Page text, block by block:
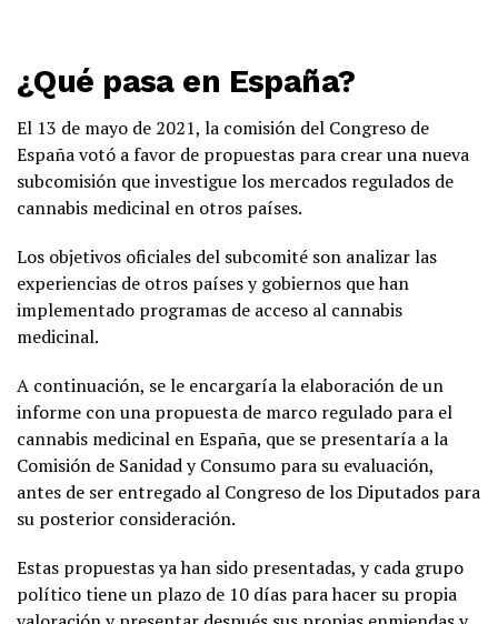
¿Qué pasa en España?
El 13 de mayo de 2021, la comisión del Congreso de
España votó a favor de propuestas para crear una nueva
subcomisión que investigue los mercados regulados de
cannabis medicinal en otros países.
Los objetivos oficiales del subcomité son analizar las
experiencias de otros países y gobiernos que han
implementado programas de acceso al cannabis
medicinal.
A continuación, se le encargaría la elaboración de un
informe con una propuesta de marco regulado para el
cannabis medicinal en España, que se presentaría a la
Comisión de Sanidad y Consumo para su evaluación,
antes de ser entregado al Congreso de los Diputados para
su posterior consideración.
Estas propuestas ya han sido presentadas, y cada grupo
político tiene un plazo de 10 días para hacer su propia